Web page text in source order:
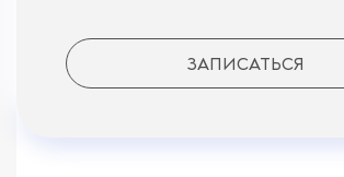
ЗАПИСАТЬСЯ